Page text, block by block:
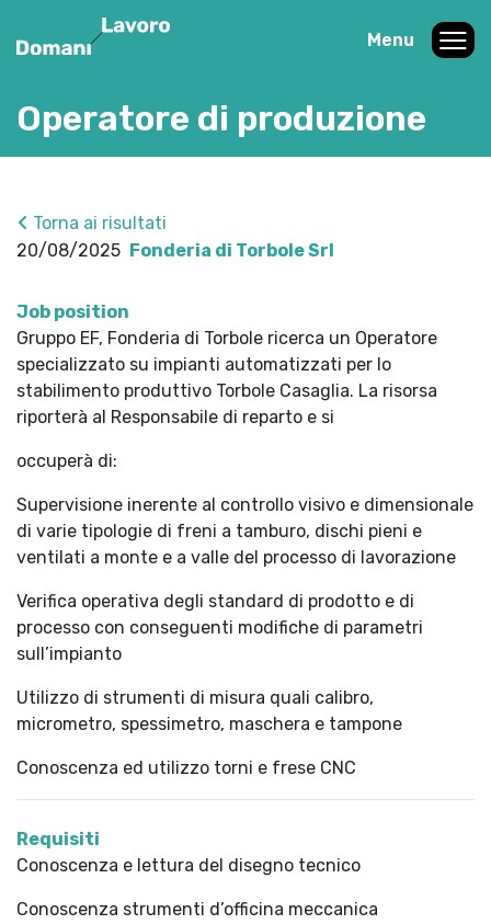
Menu
Operatore di produzione
Torna ai risultati
20/08/2025 Fonderia di Torbole Srl
Job position
Gruppo EF, Fonderia di Torbole ricerca un Operatore
specializzato su impianti automatizzati per lo
stabilimento produttivo Torbole Casaglia. La risorsa
riporterà al Responsabile di reparto e si
occuperà di:
Supervisione inerente al controllo visivo e dimensionale
di varie tipologie di freni a tamburo, dischi pieni e
ventilati a monte e a valle del processo di lavorazione
Verifica operativa degli standard di prodotto e di
processo con conseguenti modifiche di parametri
sull’impianto
Utilizzo di strumenti di misura quali calibro,
micrometro, spessimetro, maschera e tampone
Conoscenza ed utilizzo torni e frese CNC
Requisiti
Conoscenza e lettura del disegno tecnico
Conoscenza strumenti d’officina meccanica